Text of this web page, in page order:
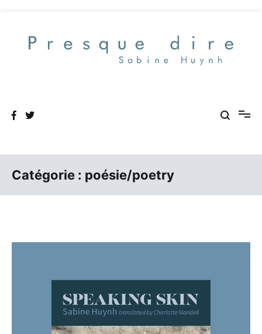
contenu
Catégorie : poésie/poetry